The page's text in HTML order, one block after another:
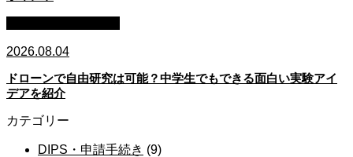
2026.08.04
ドローンで自由研究は可能？中学生でもできる面白い実験アイ
デアを紹介
カテゴリー
DIPS・申請手続き (9)